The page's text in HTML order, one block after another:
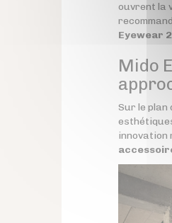
ouvrent la
Eyewear
Mido
Sur le plan
innovation